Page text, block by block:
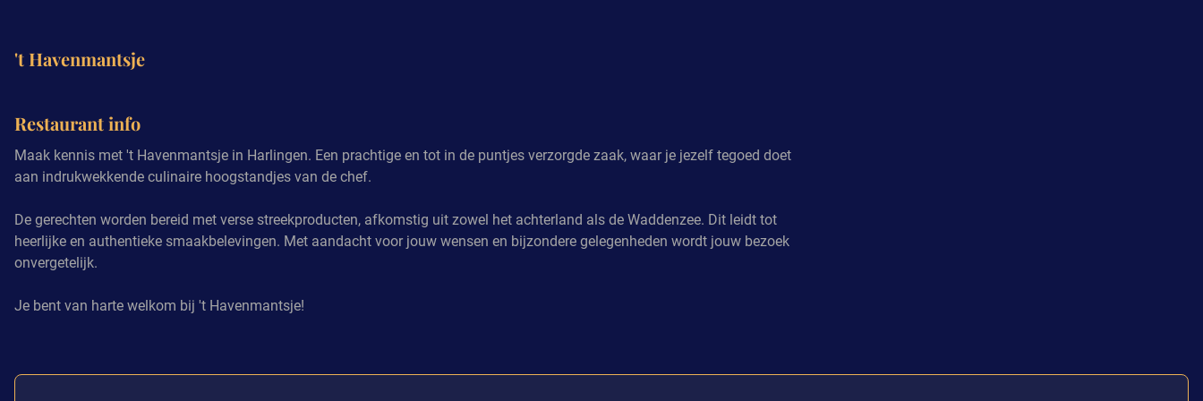
't Havenmantsje
Demping opheffen
Restaurant info
Maak kennis met 't Havenmantsje in Harlingen. Een prachtige en tot in de puntjes verzorgde zaak, waar je jezelf tegoed doet
aan indrukwekkende culinaire hoogstandjes van de chef.
De gerechten worden bereid met verse streekproducten, afkomstig uit zowel het achterland als de Waddenzee. Dit leidt tot
heerlijke en authentieke smaakbelevingen. Met aandacht voor jouw wensen en bijzondere gelegenheden wordt jouw bezoek
onvergetelijk.
Je bent van harte welkom bij 't Havenmantsje!